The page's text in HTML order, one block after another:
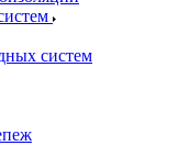
систем